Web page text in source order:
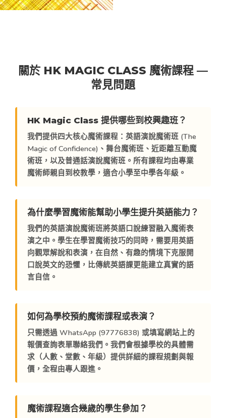
關於 HK MAGIC CLASS 魔術課程 —
常見問題
HK Magic Class 提供哪些到校興趣班？
我們提供四大核心魔術課程： 英語演說魔術班 (The
Magic of Confidence) 、 舞台魔術班 、 近距離互動魔
術班 ，以及普通話演說魔術班 。所有課程均由專業
魔術師親自到校教學，適合小學至中學各年級。
為什麼學習魔術能幫助小學生提升英語能力？
我們的英語演說魔術班將英語口說練習融入魔術表
演之中。學生在學習魔術技巧的同時，需要用英語
向觀眾解說和表演，在自然、有趣的情境下克服開
口說英文的恐懼，比傳統英語課更能建立真實的語
言自信。
如何為學校預約魔術課程或表演？
只需透過 WhatsApp (97776838) 或填寫網站上的
報價查詢表單聯絡我們。我們會根據學校的具體需
求（人數、堂數、年級）提供詳細的課程規劃與報
價，全程由專人跟進。
魔術課程適合幾歲的學生參加？